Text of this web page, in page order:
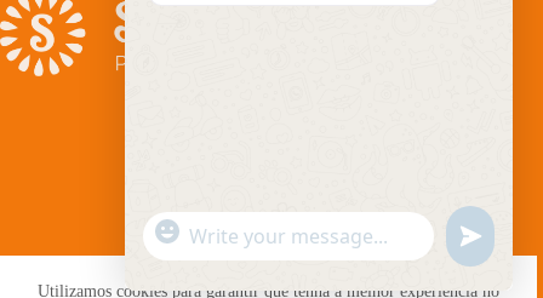
Utilizamos cookies para garantir que tenha a melhor experiência no
Blog
"
+
W
u
n
d